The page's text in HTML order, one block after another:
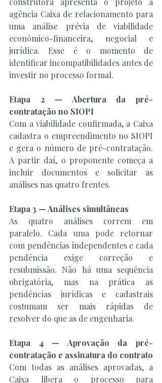
agência Caixa de relacionamento para
uma análise prévia de viabilidade
econômico-financeira, negocial e
jurídica. Esse é o momento de
identificar incompatibilidades antes de
investir no processo formal.
Etapa 2 — Abertura da pré-
contratação no SIOPI
Com a viabilidade confirmada, a Caixa
cadastra o empreendimento no SIOPI
e gera o número de pré-contratação.
A partir daí, o proponente começa a
incluir documentos e solicitar as
análises nas quatro frentes.
Etapa 3 — Análises simultâneas
As quatro análises correm em
paralelo. Cada uma pode retornar
com pendências independentes e cada
pendência exige correção e
resubmissão. Não há uma sequência
obrigatória, mas na prática as
pendências jurídicas e cadastrais
costumam ser mais rápidas de
resolver do que as de engenharia.
Etapa 4 — Aprovação da pré-
contratação e assinatura do contrato
Com todas as análises aprovadas, a
Caixa libera o processo para